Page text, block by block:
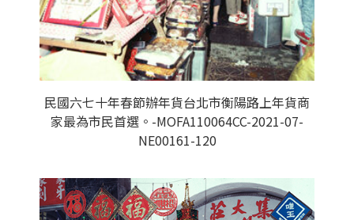
民國六七十年春節辦年貨台北市衡陽路上年貨商
家最為市民首選。-MOFA110064CC-2021-07-
NE00161-120